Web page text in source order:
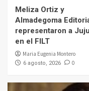
Meliza Ortiz y
Almadegoma
representaron a
en el FILT
Maria Eugenia Montero
6 agosto, 2026 0